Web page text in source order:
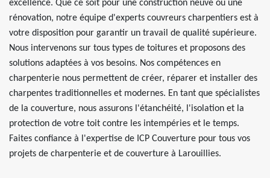
excellence. Que ce soit pour une construction neuve ou une
rénovation, notre équipe d'experts couvreurs charpentiers est à
votre disposition pour garantir un travail de qualité supérieure.
Nous intervenons sur tous types de toitures et proposons des
solutions adaptées à vos besoins. Nos compétences en
charpenterie nous permettent de créer, réparer et installer des
charpentes traditionnelles et modernes. En tant que spécialistes
de la couverture, nous assurons l'étanchéité, l'isolation et la
protection de votre toit contre les intempéries et le temps.
Faites confiance à l'expertise de ICP Couverture pour tous vos
projets de charpenterie et de couverture à Larouillies.